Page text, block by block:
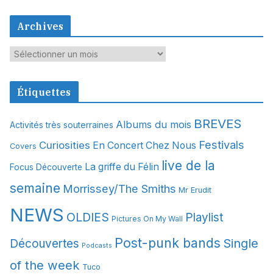
Archives
A
c
v
e
Étiquettes
Activités très souterraines Albums du mois BREVES
Covers Curiosities En Concert Chez Nous Festivals
Focus Découverte La griffe du Félin live de la
semaine Morrissey/The Smiths Mr Erudit
NEWS OLDIES Pictures On My Wall Playlist
Découvertes Podcasts Post-punk bands Single
of the week Tuco